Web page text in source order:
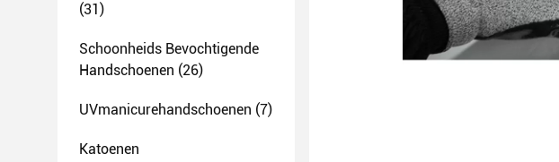
(31)
Schoonheids Bevochtigende
Handschoenen (26)
UVmanicurehandschoenen (7)
Katoenen